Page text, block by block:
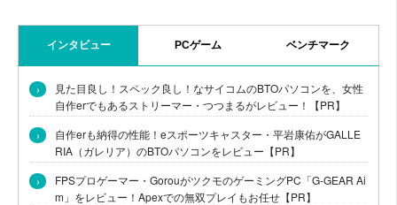
インタビュー PCゲーム ベンチマーク
›
見た目良し！スペック良し！なサイコムのBTOパソコンを、女性
自作erでもあるストリーマー・つつまるがレビュー！【PR】
›
自作erも納得の性能！eスポーツキャスター・平岩康佑がGALLE
RIA（ガレリア）のBTOパソコンをレビュー【PR】
›
FPSプロゲーマー・GorouがツクモのゲーミングPC「G-GEAR Ai
m」をレビュー！Apexでの無双プレイもお任せ【PR】